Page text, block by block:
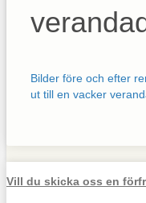
Bilder före och efter
ut till en vacker
Vill du skicka oss en